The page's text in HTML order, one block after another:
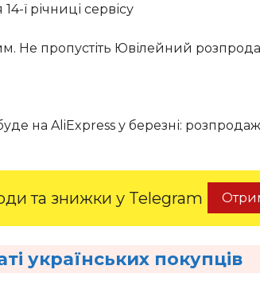
ї річниці сервісу
Не пропустіть Ювілейний
на AliExpress у березні:
та знижки у Telegram
українських покупців